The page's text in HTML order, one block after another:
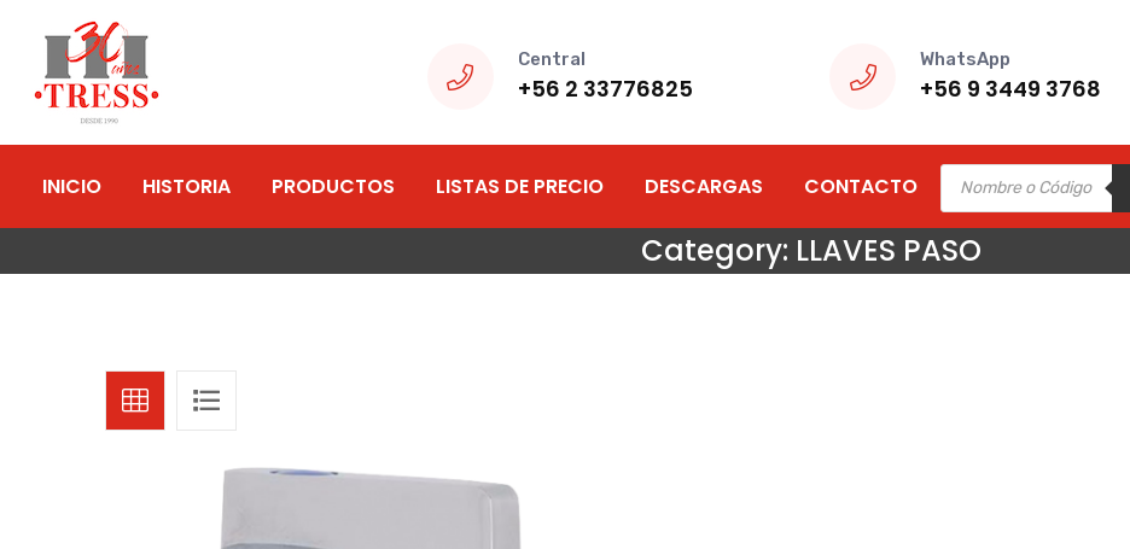
Central
+56 2 33776825
WhatsApp
+56 9 3449 3768
INICIO HISTORIA PRODUCTOS LISTAS DE PRECIO DESCARGAS CONTACTO
Products
search
Category: LLAVES PASO